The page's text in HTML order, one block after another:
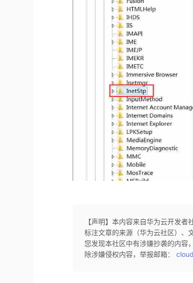
【声明】本内容来自华为云开发
标注文章的来源（华为云社区）、
您发现本社区中有涉嫌抄袭的内容
除涉嫌侵权内容，举报邮箱：